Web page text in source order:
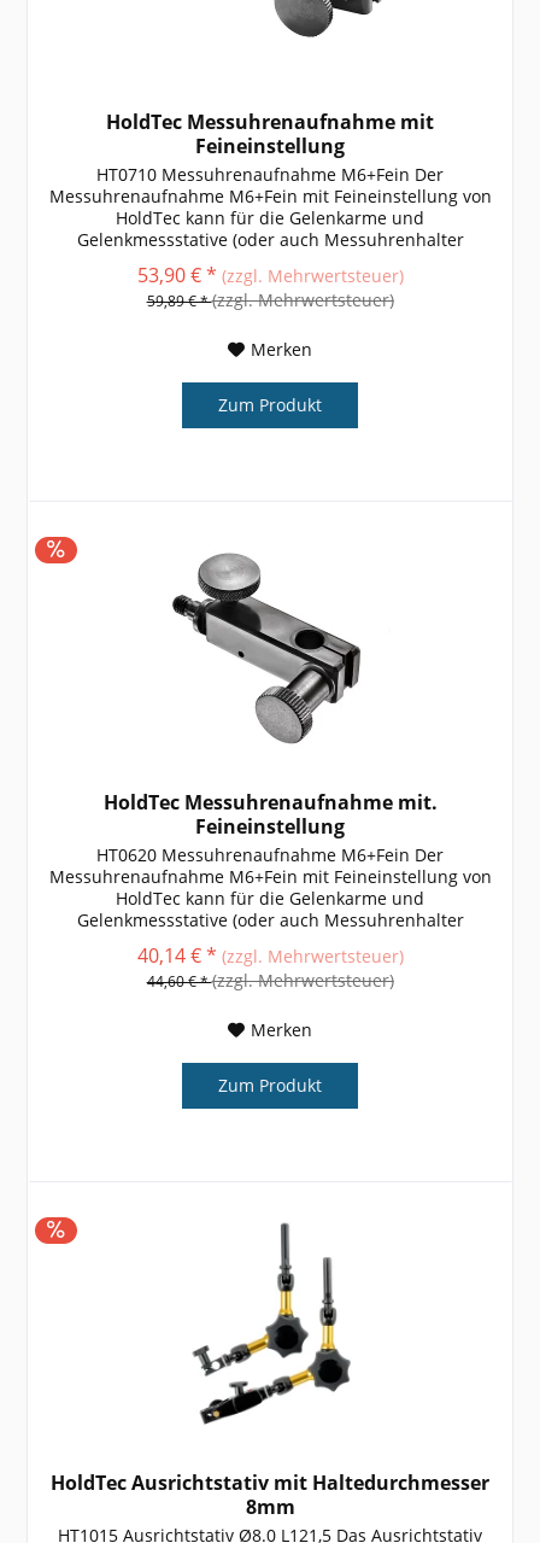
HoldTec Messuhrenaufnahme mit
Feineinstellung
HT0710 Messuhrenaufnahme M6+Fein Der
Messuhrenaufnahme M6+Fein mit Feineinstellung von
HoldTec kann für die Gelenkarme und
Gelenkmessstative (oder auch Messuhrenhalter
genannt) verwendet werden. weitere Größen,
Informationen und...
53,90 € * (zzgl. Mehrwertsteuer)
59,89 € *(zzgl. Mehrwertsteuer)
Merken
Zum Produkt
HoldTec Messuhrenaufnahme mit.
Feineinstellung
HT0620 Messuhrenaufnahme M6+Fein Der
Messuhrenaufnahme M6+Fein mit Feineinstellung von
HoldTec kann für die Gelenkarme und
Gelenkmessstative (oder auch Messuhrenhalter
genannt) verwendet werden. weitere Größen,
Informationen und...
40,14 € * (zzgl. Mehrwertsteuer)
44,60 € *(zzgl. Mehrwertsteuer)
Merken
Zum Produkt
HoldTec Ausrichtstativ mit Haltedurchmesser
8mm
HT1015 Ausrichtstativ Ø8.0 L121,5 Das Ausrichtstativ